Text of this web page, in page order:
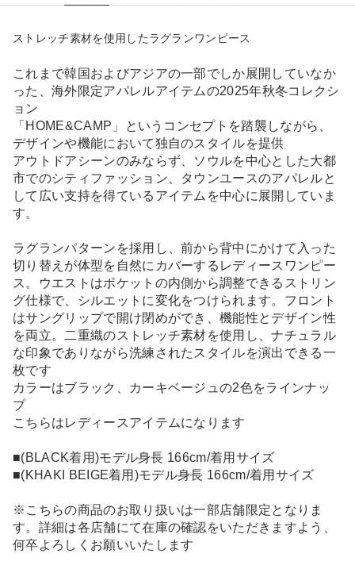
ストレッチ素材を使用したラグランワンピース
これまで韓国およびアジアの一部でしか展開していなか
った、海外限定アパレルアイテムの2025年秋冬コレクシ
ョン
「HOME&CAMP」というコンセプトを踏襲しながら、
デザインや機能において独自のスタイルを提供
アウトドアシーンのみならず、ソウルを中心とした大都
市でのシティファッション、タウンユースのアパレルと
して広い支持を得ているアイテムを中心に展開していま
す。
ラグランパターンを採用し、前から背中にかけて入った
切り替えが体型を自然にカバーするレディースワンピー
ス。ウエストはポケットの内側から調整できるストリン
グ仕様で、シルエットに変化をつけられます。フロント
はサングリップで開け閉めができ、機能性とデザイン性
を両立。二重織のストレッチ素材を使用し、ナチュラル
な印象でありながら洗練されたスタイルを演出できる一
枚です
カラーはブラック、カーキベージュの2色をラインナッ
プ
こちらはレディースアイテムになります
■(BLACK着用)モデル身長 166cm/着用サイズ
■(KHAKI BEIGE着用)モデル身長 166cm/着用サイズ
※こちらの商品のお取り扱いは一部店舗限定となりま
す。詳細は各店舗にて在庫の確認をいただきますよう、
何卒よろしくお願いいたします